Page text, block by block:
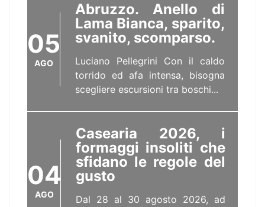
05
AGO
Abruzzo. Anello di
Lama Bianca, sparito,
svanito, scomparso.
Luciano Pellegrini Con il caldo
torrido ed afa intensa, bisogna
scegliere escursioni tra boschi...
04
AGO
Casearia 2026, i
formaggi insoliti che
sfidano le regole del
gusto
Dal 28 al 30 agosto 2026, ad